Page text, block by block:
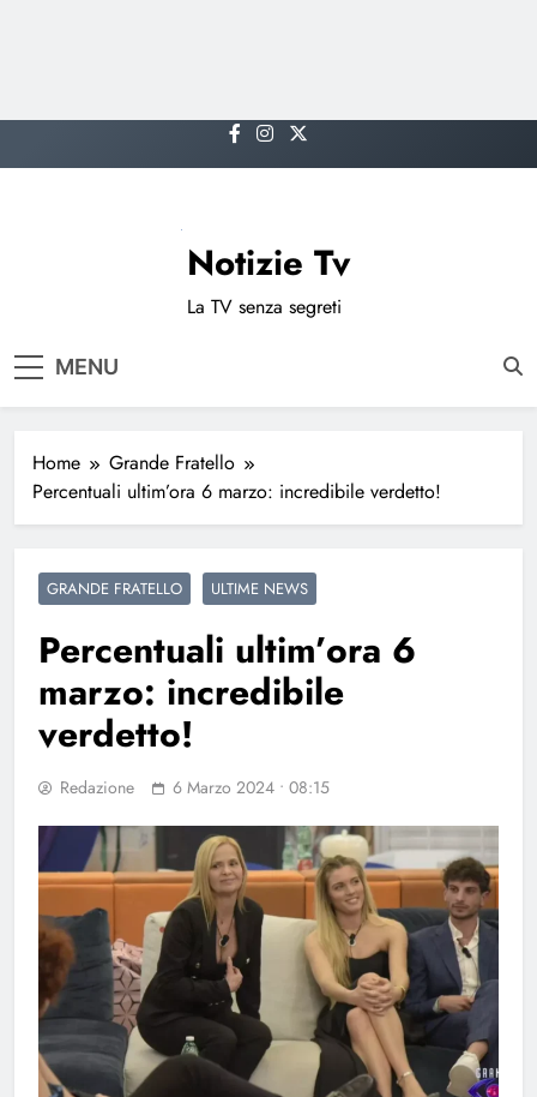
to
Notizie Tv
La TV senza segreti
MENU
Home
Grande Fratello
Percentuali ultim’ora 6 marzo: incredibile verdetto!
GRANDE FRATELLO ULTIME NEWS
Percentuali ultim’ora 6
marzo: incredibile
verdetto!
Redazione 6 Marzo 2024 • 08:15